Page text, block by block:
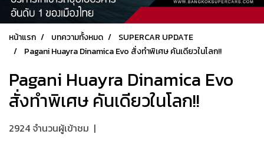
หน้าแรก บทความทั้งหมด
SUPERCAR UPDATE
Pagani Huayra Dinamica Evo สั่งทำพิเศษ คันเดียวในโลก!!
Pagani Huayra Dinamica Evo
สั่งทำพิเศษ คันเดียวในโลก!!
2924 จำนวนผู้เข้าชม |